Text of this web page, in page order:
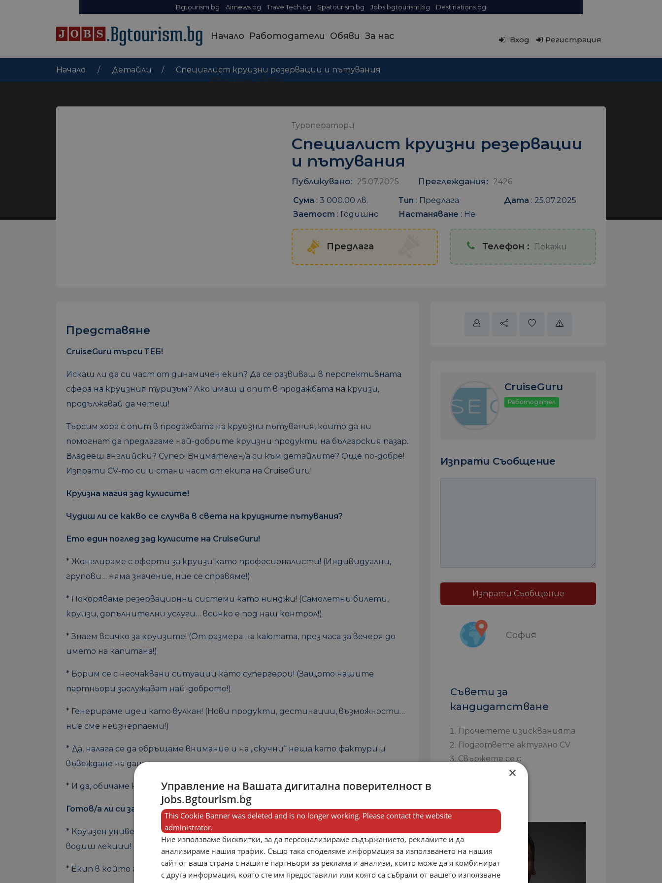
Bgtourism.bg Airnews.bg TravelTech.bg Spatourism.bg Jobs.bgtourism.bg Destinations.bg
Начало Работодатели Обяви За нас
Вашите обяви
Вход Регистрация
Начало Детайли Специалист круизни резервации и пътувания
Туроператори
Специалист круизни резервации
и пътувания
Публикувано: 25.07.2025 Преглеждания:
2426
Сума : 3 000.00 лв. Тип : Предлага Дата : 25.07.2025
Заетост : Годишно Настаняване : Не
Предлага Телефон : Покажи
Представяне
CruiseGuru търси ТЕБ!
Искаш ли да си част от динамичен екип? Да се развиваш в перспективната
сфера на круизния туризъм? Ако имаш и опит в продажбата на круизи,
продължавай да четеш!
Търсим хора с опит в продажбата на круизни пътувания, които да ни
помогнат да предлагаме най-добрите круизни продукти на българския пазар.
Владееш английски? Супер! Внимателен/а си към детайлите? Още по-добре!
Изпрати CV-то си и стани част от екипа на CruiseGuru!
Круизна магия зад кулисите!
Чудиш ли се какво се случва в света на круизните пътувания?
Ето един поглед зад кулисите на CruiseGuru!
* Жонглираме с оферти за круизи като професионалисти! (Индивидуални,
групови… няма значение, ние се справяме!)
* Покоряваме резервационни системи като нинджи! (Самолетни билети,
круизи, допълнителни услуги… всичко е под наш контрол!)
* Знаем всичко за круизите! (От размера на каютата, през часа за вечеря до
името на капитана!)
* Борим се с неочаквани ситуации като супергерои! (Защото нашите
партньори заслужават най-доброто!)
* Генерираме идеи като вулкан! (Нови продукти, дестинации, възможности…
ние сме неизчерпаеми!)
* Да, налага се да обръщаме внимание и на „скучни“ неща като фактури и
въвеждане на данни…
* И да, обичаме кафенцето (и бирата след работа)!
Готов/а ли си за приключение? Ето какво те очаква в CruiseGuru:
* Круизен университет! Ще научиш толкова много за круизи, че ще можеш да
водиш лекции! (И не, не е нужно да си учил/а туризъм, но определено помага!)
* Екип в който гласът ти се чува и решенията се вземат бързо!
CruiseGuru
Работодател
Изпрати Съобщение
Изпрати Съобщение
София
Съвети за
кандидатстване
Прочетете изискванията
Подгответе актуално CV
Свържете се с
работодателя
×
Управление на Вашата дигитална поверителност в
Jobs.Bgtourism.bg
This Cookie Banner was deleted and is no longer working. Please contact the website
administrator.
Ние използваме бисквитки, за да персонализираме съдържанието, рекламите и да
анализираме нашия трафик. Също така споделяме информация за използването на нашия
сайт от ваша страна с нашите партньори за реклама и анализи, които може да я комбинират
с друга информация, която сте им предоставили или която са събрали от вашето използване